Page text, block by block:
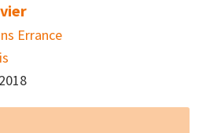
Errance